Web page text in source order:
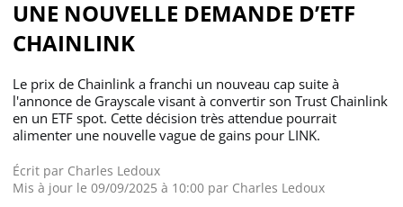
UNE NOUVELLE DEMANDE D’ETF
CHAINLINK
Le prix de Chainlink a franchi un nouveau cap suite à
l'annonce de Grayscale visant à convertir son Trust Chainlink
en un ETF spot. Cette décision très attendue pourrait
alimenter une nouvelle vague de gains pour LINK.
Écrit par Charles Ledoux
Mis à jour le 09/09/2025 à 10:00 par Charles Ledoux